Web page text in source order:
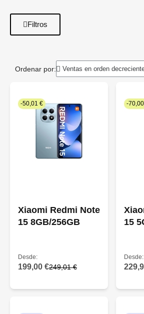
Filtros
Ordenar por:
-50,01 €
Xiaomi Redmi Note
15 8GB/256GB
Desde:
199,00 €249,01 €
-
15
Desde: